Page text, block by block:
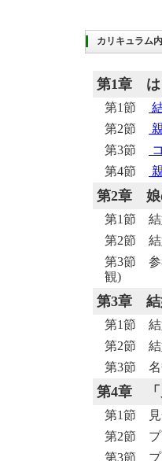
カリキュラム
第1章
第1節
第2節
第3節
第4節
第2章
第1節 結
第2節 結
第3節 参
観)
第3章
第1節 結
第2節 結
第3節 名
第4章
第1節 見
第2節 プ
第3節 プ